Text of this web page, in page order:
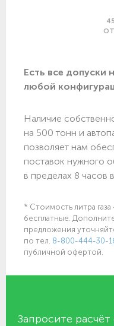
ОТ
Есть все допуски
любой
Наличие
на 500 тонн и
позволяет нам
поставок нужного
в пределах 8 часов
* Стоимость литра газа
бесплатные.
предложения
по тел. 8-800-444-30-
публичной офертой.
Запросите